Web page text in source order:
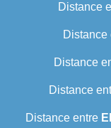
Distance
Distance
Distance
Distance
Distance entre